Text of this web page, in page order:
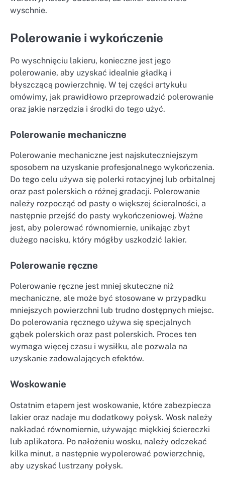
wyschnie.
Polerowanie i wykończenie
Po wyschnięciu lakieru, konieczne jest jego
polerowanie, aby uzyskać idealnie gładką i
błyszczącą powierzchnię. W tej części artykułu
omówimy, jak prawidłowo przeprowadzić polerowanie
oraz jakie narzędzia i środki do tego użyć.
Polerowanie mechaniczne
Polerowanie mechaniczne jest najskuteczniejszym
sposobem na uzyskanie profesjonalnego wykończenia.
Do tego celu używa się polerki rotacyjnej lub orbitalnej
oraz past polerskich o różnej gradacji. Polerowanie
należy rozpocząć od pasty o większej ścieralności, a
następnie przejść do pasty wykończeniowej. Ważne
jest, aby polerować równomiernie, unikając zbyt
dużego nacisku, który mógłby uszkodzić lakier.
Polerowanie ręczne
Polerowanie ręczne jest mniej skuteczne niż
mechaniczne, ale może być stosowane w przypadku
mniejszych powierzchni lub trudno dostępnych miejsc.
Do polerowania ręcznego używa się specjalnych
gąbek polerskich oraz past polerskich. Proces ten
wymaga więcej czasu i wysiłku, ale pozwala na
uzyskanie zadowalających efektów.
Woskowanie
Ostatnim etapem jest woskowanie, które zabezpiecza
lakier oraz nadaje mu dodatkowy połysk. Wosk należy
nakładać równomiernie, używając miękkiej ściereczki
lub aplikatora. Po nałożeniu wosku, należy odczekać
kilka minut, a następnie wypolerować powierzchnię,
aby uzyskać lustrzany połysk.